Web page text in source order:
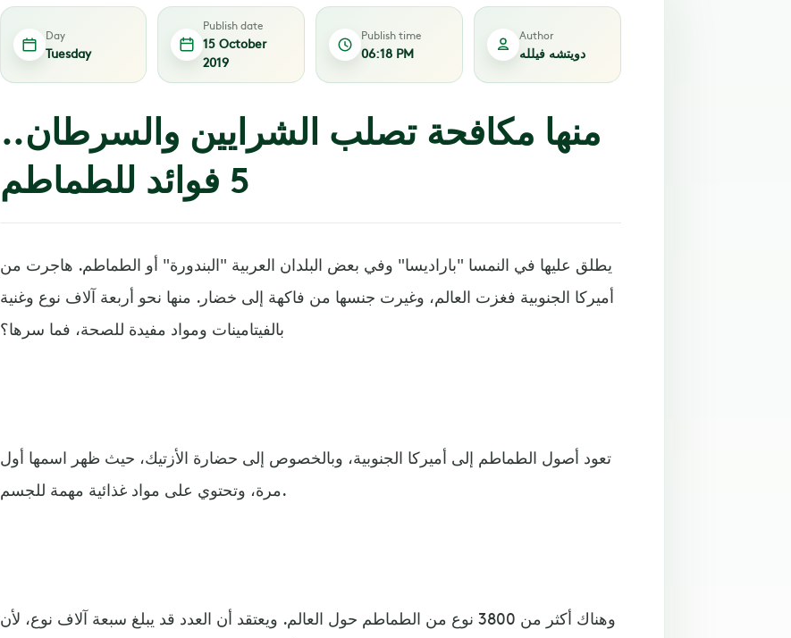
Day
Tuesday
Publish date
15 October
2019
Publish time
06:18 PM
Author
دويتشه فيلله
منها مكافحة تصلب الشرايين والسرطان..
5 فوائد للطماطم
يطلق عليها في النمسا "باراديسا" وفي بعض البلدان العربية "البندورة" أو الطماطم. هاجرت من
أميركا الجنوبية فغزت العالم، وغيرت جنسها من فاكهة إلى خضار. منها نحو أربعة آلاف نوع وغنية
بالفيتامينات ومواد مفيدة للصحة، فما سرها؟
تعود أصول الطماطم إلى أميركا الجنوبية، وبالخصوص إلى حضارة الأزتيك، حيث ظهر اسمها أول
مرة، وتحتوي على مواد غذائية مهمة للجسم.
وهناك أكثر من 3800 نوع من الطماطم حول العالم. ويعتقد أن العدد قد يبلغ سبعة آلاف نوع، لأن